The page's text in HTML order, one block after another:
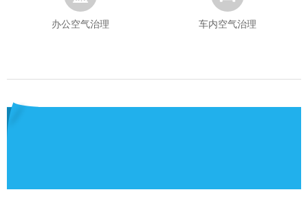
办公空气治理 车内空气治理